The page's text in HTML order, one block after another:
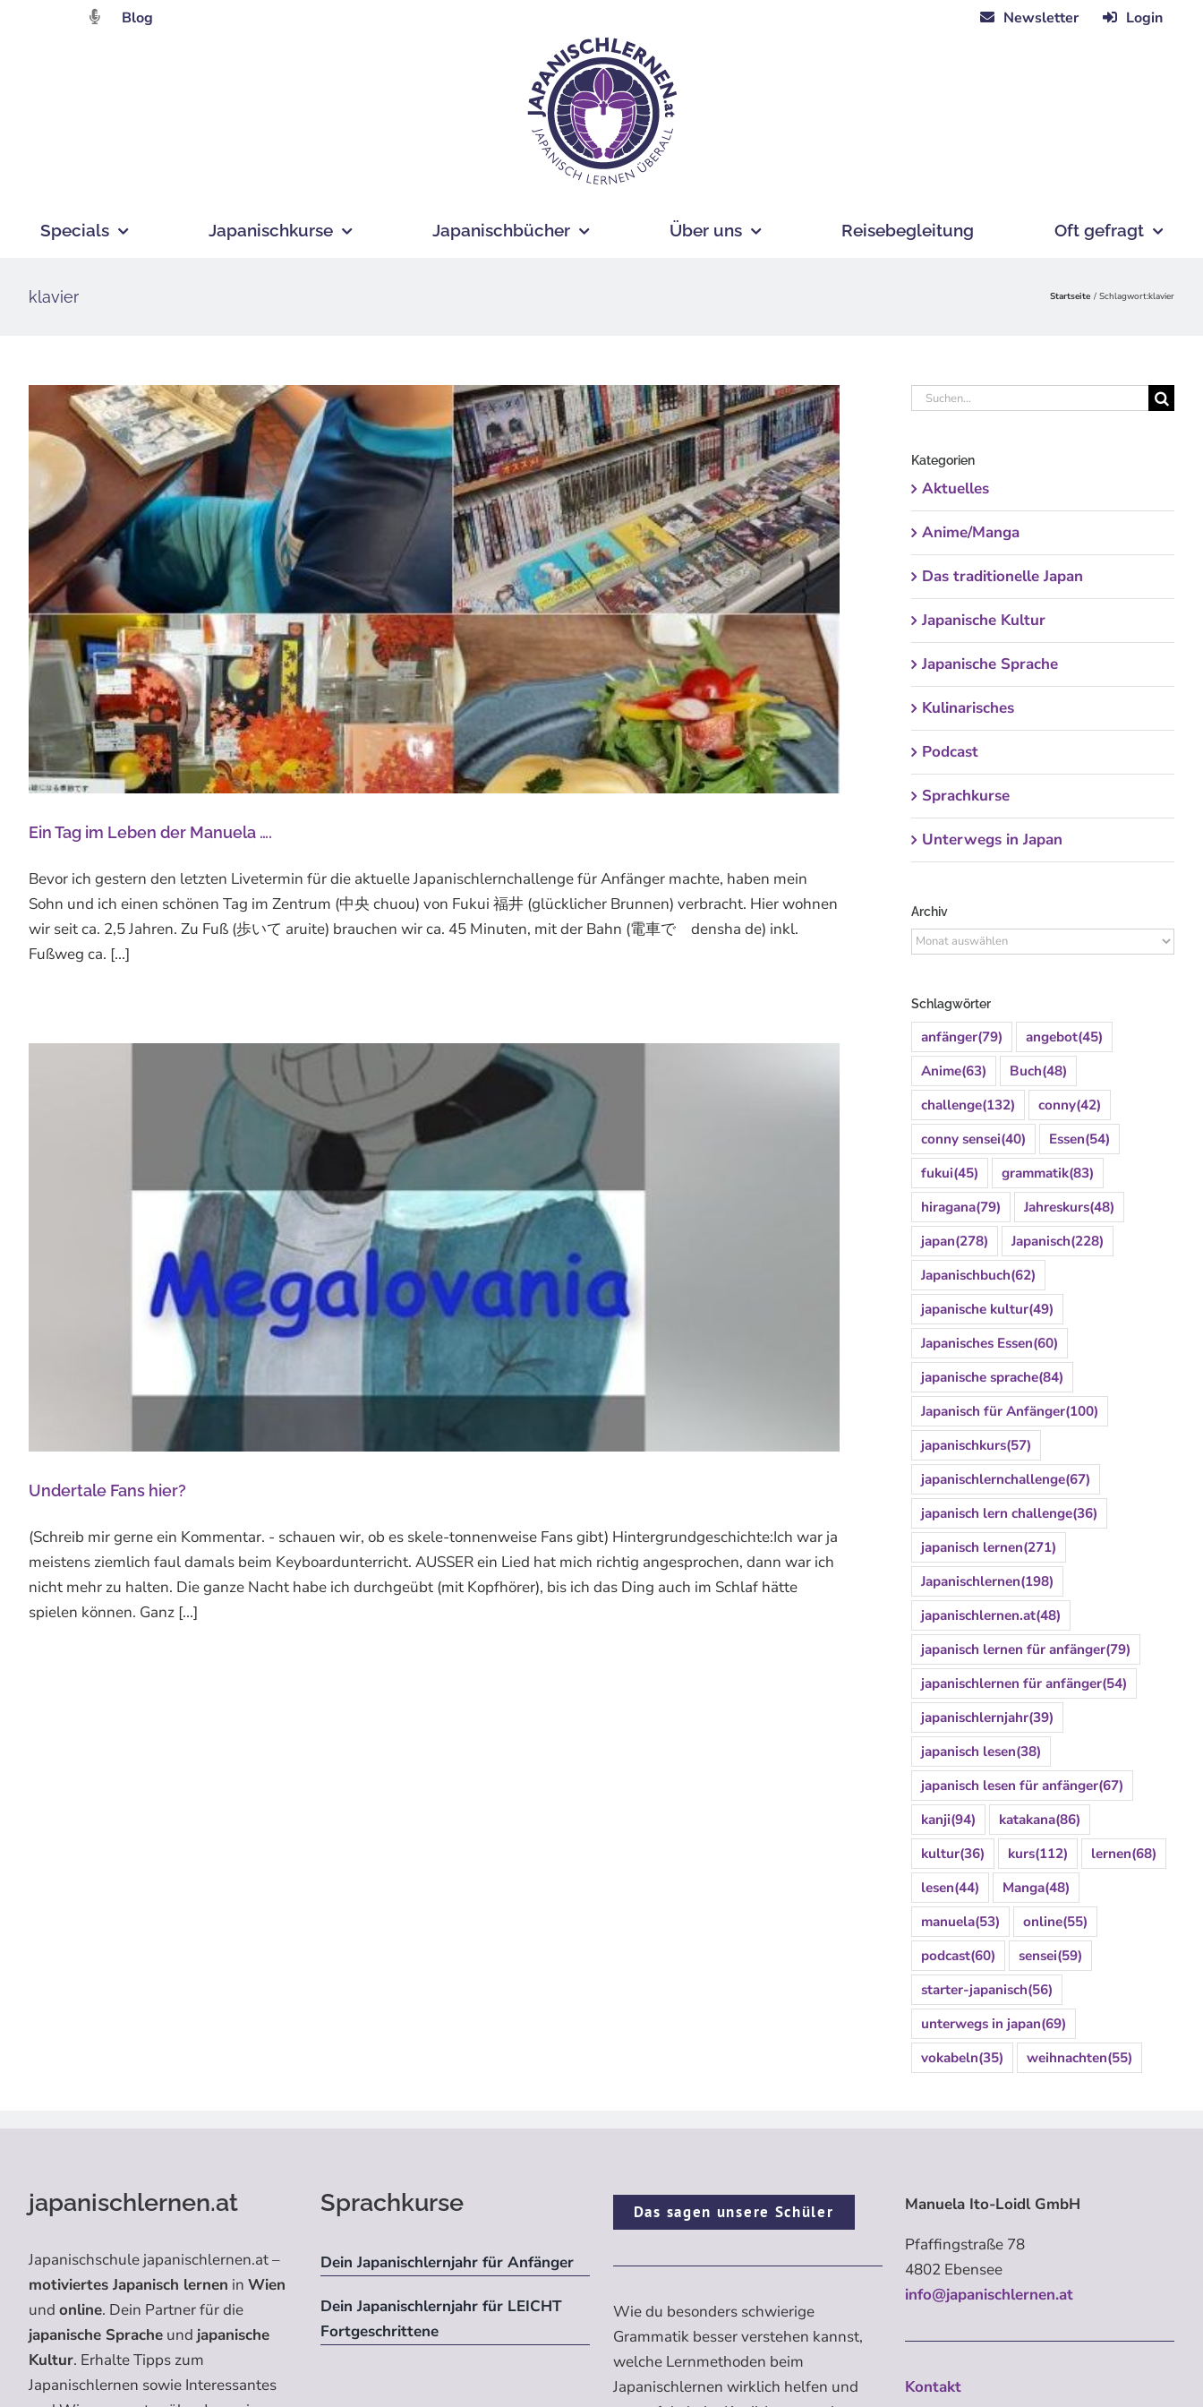
Blog Newsletter Login
Specials Japanischkurse Japanischbücher Über uns Reisebegleitung Oft gefragt
klavier Startseite Schlagwort:klavier
Ein Tag im Leben der Manuela ….
Bevor ich gestern den letzten Livetermin für die aktuelle Japanischlernchallenge für Anfänger machte, haben mein
Sohn und ich einen schönen Tag im Zentrum (中央 chuou) von Fukui 福井 (glücklicher Brunnen) verbracht. Hier wohnen
wir seit ca. 2,5 Jahren. Zu Fuß (歩いて aruite) brauchen wir ca. 45 Minuten, mit der Bahn (電車で densha de) inkl.
Fußweg ca. [...]
Undertale Fans hier?
(Schreib mir gerne ein Kommentar. - schauen wir, ob es skele-tonnenweise Fans gibt) Hintergrundgeschichte:Ich war ja
meistens ziemlich faul damals beim Keyboardunterricht. AUSSER ein Lied hat mich richtig angesprochen, dann war ich
nicht mehr zu halten. Die ganze Nacht habe ich durchgeübt (mit Kopfhörer), bis ich das Ding auch im Schlaf hätte
spielen können. Ganz [...]
Suche
Kategorien
Aktuelles
Anime/Manga
Das traditionelle Japan
Japanische Kultur
Japanische Sprache
Kulinarisches
Podcast
Sprachkurse
Unterwegs in Japan
Archiv
Archiv
Schlagwörter
anfänger(79) angebot(45)
Anime(63) Buch(48)
challenge(132) conny(42)
conny sensei(40) Essen(54)
fukui(45) grammatik(83)
hiragana(79) Jahreskurs(48)
japan(278) Japanisch(228)
Japanischbuch(62)
japanische kultur(49)
Japanisches Essen(60)
japanische sprache(84)
Japanisch für Anfänger(100)
japanischkurs(57)
japanischlernchallenge(67)
japanisch lern challenge(36)
japanisch lernen(271)
Japanischlernen(198)
japanischlernen.at(48)
japanisch lernen für anfänger(79)
japanischlernen für anfänger(54)
japanischlernjahr(39)
japanisch lesen(38)
japanisch lesen für anfänger(67)
kanji(94) katakana(86)
kultur(36) kurs(112) lernen(68)
lesen(44) Manga(48)
manuela(53) online(55)
podcast(60) sensei(59)
starter-japanisch(56)
unterwegs in japan(69)
vokabeln(35) weihnachten(55)
japanischlernen.at
Japanischschule japanischlernen.at –
motiviertes Japanisch lernen in Wien
und online. Dein Partner für die
japanische Spracheund japanische
Kultur. Erhalte Tipps zum
Japanischlernen sowie Interessantes
Sprachkurse
Dein Japanischlernjahr für Anfänger
Dein Japanischlernjahr für LEICHT
Fortgeschrittene
Das sagen unsere Schüler
Wie du besonders schwierige
Grammatik besser verstehen kannst,
welche Lernmethoden beim
Japanischlernen wirklich helfen und
Manuela Ito-Loidl GmbH
Pfaffingstraße 78
4802 Ebensee
info@japanischlernen.at
Kontakt